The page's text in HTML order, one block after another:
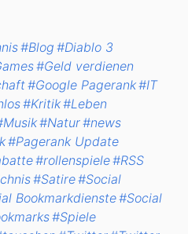
#Blog #Diablo 3
#Geld verdienen
#Google Pagerank#IT
#Kritik#Leben
#Natur#news
#Pagerank Update
#rollenspiele#RSS
#Satire#Social
Bookmarkdienste#Social
#Spiele